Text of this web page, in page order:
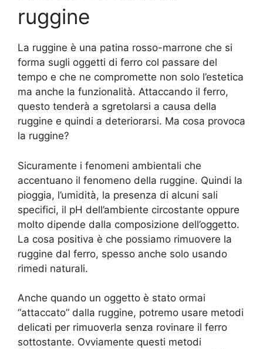
ruggine
La ruggine è una patina rosso-marrone che si
forma sugli oggetti di ferro col passare del
tempo e che ne compromette non solo l’estetica
ma anche la funzionalità. Attaccando il ferro,
questo tenderà a sgretolarsi a causa della
ruggine e quindi a deteriorarsi. Ma cosa provoca
la ruggine?
Sicuramente i fenomeni ambientali che
accentuano il fenomeno della ruggine. Quindi la
pioggia, l’umidità, la presenza di alcuni sali
specifici, il pH dell’ambiente circostante oppure
molto dipende dalla composizione dell’oggetto.
La cosa positiva è che possiamo rimuovere la
ruggine dal ferro, spesso anche solo usando
rimedi naturali.
Anche quando un oggetto è stato ormai
“attaccato” dalla ruggine, potremo usare metodi
delicati per rimuoverla senza rovinare il ferro
sottostante. Ovviamente questi metodi